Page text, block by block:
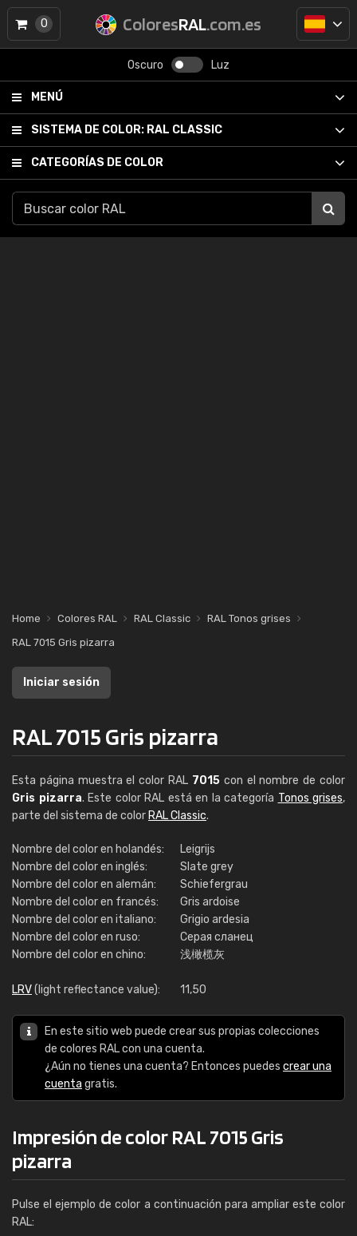
ColoresRAL.com.es
Oscuro Luz
MENÚ
SISTEMA DE COLOR: RAL CLASSIC
CATEGORÍAS DE COLOR
0
Home Colores RAL RAL Classic
RAL Tonos grises
RAL 7015 Gris pizarra
Iniciar sesión
RAL 7015 Gris pizarra
Esta página muestra el color RAL 7015con el nombre de color
Gris pizarra. Este color RAL está en la categoría Tonos grises,
parte del sistema de color RAL Classic.
Nombre del color en holandés:
Leigrijs
Nombre del color en inglés:
Slate grey
Nombre del color en alemán:
Schiefergrau
Nombre del color en francés:
Gris ardoise
Nombre del color en italiano:
Grigio ardesia
Nombre del color en ruso:
Серая сланец
Nombre del color en chino:
浅橄榄灰
LRV(light reflectance value): 11,50
En este sitio web puede crear sus propias colecciones
de colores RAL con una cuenta.
¿Aún no tienes una cuenta? Entonces puedes crear una
cuenta gratis.
Impresión de color RAL 7015 Gris
pizarra
Pulse el ejemplo de color a continuación para ampliar este color
RAL: